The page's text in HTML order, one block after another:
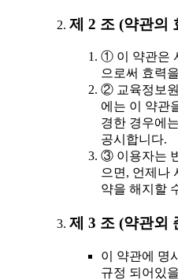
제 2 조 (약관의
① 이 약관은
으로써 효력
② 교육정보
에는 이 약관
경한 경우에
공시합니다.
③ 이용자는
으면, 언제나
약을 해지할
제 3 조 (약관외
이 약관에 명
규정 되어있